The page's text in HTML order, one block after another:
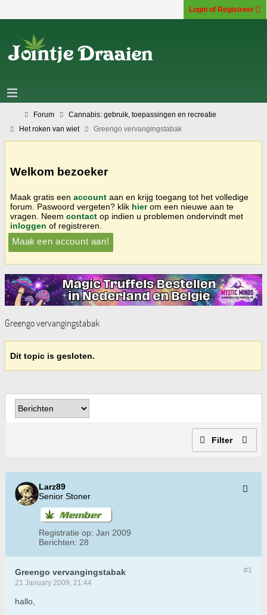
Login of Registreer
Forum
Cannabis: gebruik, toepassingen en recreatie
Het roken van wiet
Greengo vervangingstabak
Welkom bezoeker
Maak gratis een account aan en krijg toegang tot het volledige
forum. Paswoord vergeten? klik hierom een nieuwe aan te
vragen. Neem contact op indien u problemen ondervindt met
inloggen of registreren.
Maak een account aan!
Greengo vervangingstabak
Dit topic is gesloten.
Filter
Larz89
Senior Stoner
Registratie op: Jan 2009
Berichten: 28
#1
Greengo vervangingstabak
21 January 2009, 21:44
hallo,